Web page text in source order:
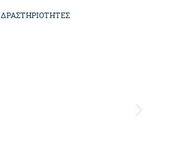
ΔΡΑΣΤΗΡΙΟΤΗΤΕΣ